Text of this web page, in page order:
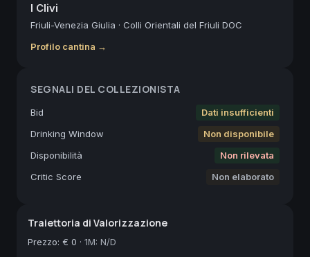
I Clivi
Friuli-Venezia Giulia · Colli Orientali del Friuli DOC
Profilo cantina →
SEGNALI DEL COLLEZIONISTA
Bid
Dati insufficienti
Drinking Window
Non disponibile
Disponibilità
Non rilevata
Critic Score
Non elaborato
Traiettoria di Valorizzazione
Prezzo: € 0 · 1M: N/D